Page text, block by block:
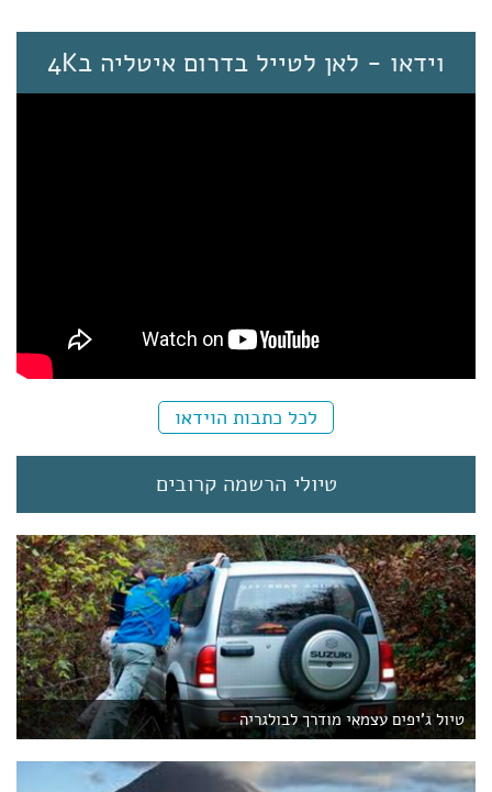
וידאו - לאן לטייל בדרום איטליה ב4K
לכל כתבות הוידאו
טיולי הרשמה קרובים
טיול ג'יפים עצמאי מודרך לבולגריה